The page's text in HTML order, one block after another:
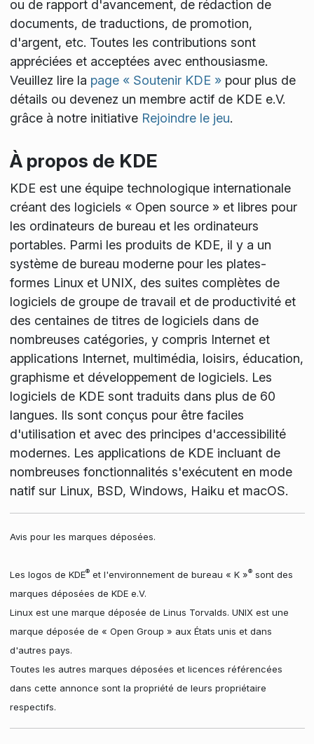
ou de rapport d'avancement, de rédaction de
documents, de traductions, de promotion,
d'argent, etc. Toutes les contributions sont
appréciées et acceptées avec enthousiasme.
Veuillez lire la page « Soutenir KDE »pour plus de
détails ou devenez un membre actif de KDE e.V.
grâce à notre initiative Rejoindre le jeu.
À propos de KDE
KDE est une équipe technologique internationale
créant des logiciels « Open source » et libres pour
les ordinateurs de bureau et les ordinateurs
portables. Parmi les produits de KDE, il y a un
système de bureau moderne pour les plates-
formes Linux et UNIX, des suites complètes de
logiciels de groupe de travail et de productivité et
des centaines de titres de logiciels dans de
nombreuses catégories, y compris Internet et
applications Internet, multimédia, loisirs, éducation,
graphisme et développement de logiciels. Les
logiciels de KDE sont traduits dans plus de 60
langues. Ils sont conçus pour être faciles
d'utilisation et avec des principes d'accessibilité
modernes. Les applications de KDE incluant de
nombreuses fonctionnalités s'exécutent en mode
natif sur Linux, BSD, Windows, Haiku et macOS.
Avis pour les marques déposées.
Les logos de KDE®et l'environnement de bureau « K »®sont des
marques déposées de KDE e.V.
Linux est une marque déposée de Linus Torvalds. UNIX est une
marque déposée de « Open Group » aux États unis et dans
d'autres pays.
Toutes les autres marques déposées et licences référencées
dans cette annonce sont la propriété de leurs propriétaire
respectifs.